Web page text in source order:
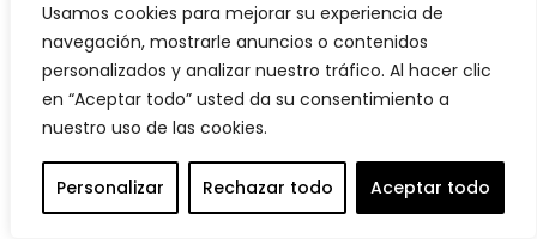
Usamos cookies para mejorar su experiencia de
navegación, mostrarle anuncios o contenidos
personalizados y analizar nuestro tráfico. Al hacer clic
en “Aceptar todo” usted da su consentimiento a
nuestro uso de las cookies.
Personalizar Rechazar todo Aceptar todo